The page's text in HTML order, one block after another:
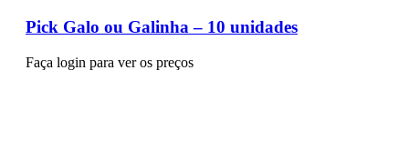
Pick Galo ou Galinha – 10 unidades
Faça login para ver os preços